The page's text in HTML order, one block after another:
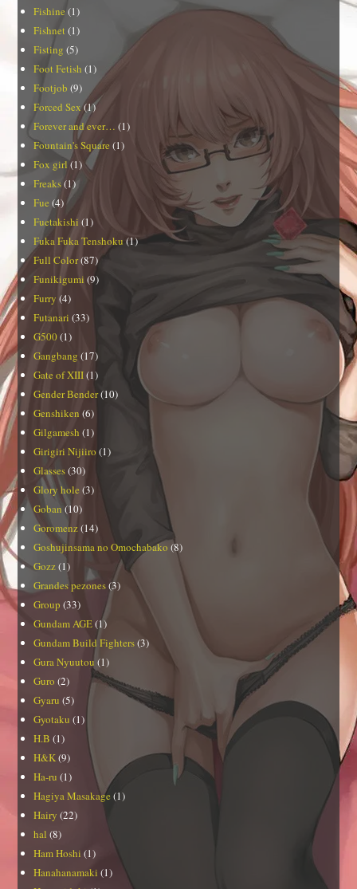
Fishine (1)
Fishnet (1)
Fisting (5)
Foot Fetish (1)
Footjob (9)
Forced Sex(1)
Forever and ever… (1)
Fountain's Square (1)
Fox girl(1)
Freaks(1)
Fue (4)
Fuetakishi (1)
Fuka Fuka Tenshoku (1)
Full Color(87)
Funikigumi (9)
Furry (4)
Futanari (33)
G500(1)
Gangbang (17)
Gate of XIII(1)
Gender Bender(10)
Genshiken (6)
Gilgamesh (1)
Girigiri Nijiiro (1)
Glasses(30)
Glory hole (3)
Goban (10)
Goromenz(14)
Goshujinsama no Omochabako (8)
Gozz(1)
Grandes pezones(3)
Group (33)
Gundam AGE(1)
Gundam Build Fighters(3)
Gura Nyuutou (1)
Guro (2)
Gyaru (5)
Gyotaku (1)
H.B (1)
H&K(9)
Ha-ru (1)
Hagiya Masakage (1)
Hairy (22)
hal (8)
Ham Hoshi (1)
Hanahanamaki (1)